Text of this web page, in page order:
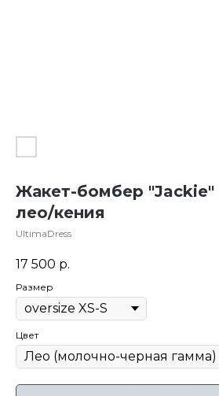
Жакет-бомбер
лео/кения
UltimaDress
17 500 р.
Размер
Цвет